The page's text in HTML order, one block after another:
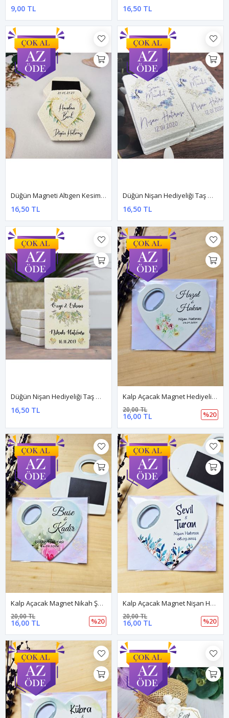
9,00 TL 16,50 TL
Düğün Magneti Altıgen Kesim Taş Magnet - Dnts067
16,50 TL
Düğün Nişan Hediyeliği Taş Magnet - Dnts058
16,50 TL
Düğün Nişan Hediyeliği Taş Magnet - Dnts059
16,50 TL
Kalp Açacak Magnet Hediyelik Nişan Hatırası
16,00 TL
20,00 TL
%20
Kalp Açacak Magnet Nikah Şekeri
16,00 TL
20,00 TL
%20
Kalp Açacak Magnet Nişan Hatırası
16,00 TL
20,00 TL
%20